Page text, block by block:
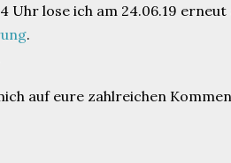
Uhr lose ich am 24.06.19 erneut
.
auf eure zahlreichen